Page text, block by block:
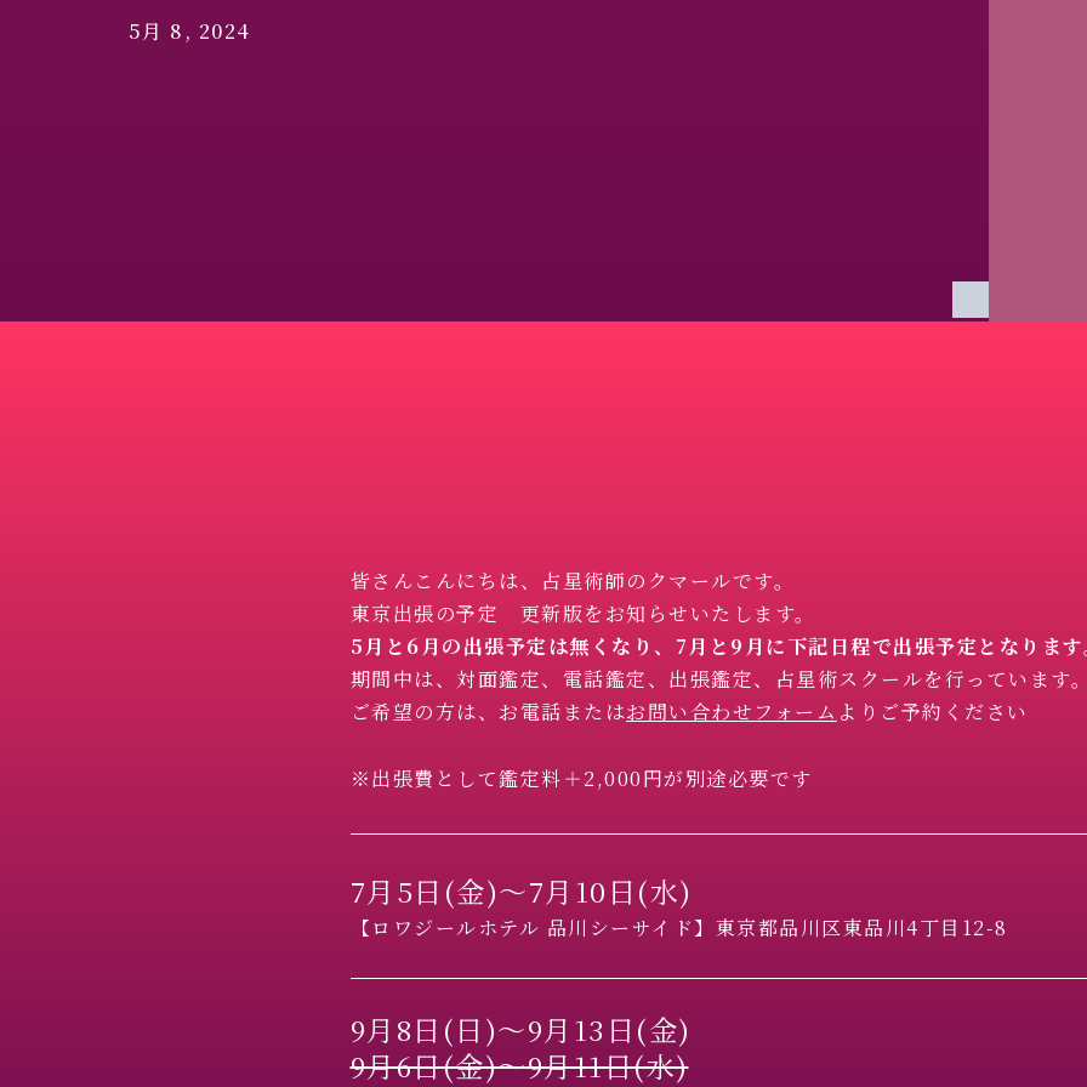
5月 8, 2024
皆さんこんにちは、占星術師のクマールです。
東京出張の予定 更新版をお知らせいたします。
5月と6月の出張予定は無くなり、7月と9月に下記日程で出張予定となりま
期間中は、対面鑑定、電話鑑定、出張鑑定、占星術スクールを行っています
ご希望の方は、お電話またはお問い合わせフォーム よりご予約ください
※出張費として鑑定料＋2,000円が別途必要です
7月5日(金)〜7月10日(水)
【ロワジールホテル 品川シーサイド】東京都品川区東品川4丁目12-8
9月8日(日)〜9月13日(金)
9月6日(金)〜9月11日(水)